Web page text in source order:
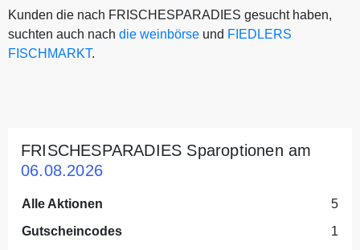
Kunden die nach FRISCHESPARADIES gesucht haben,
suchten auch nach die weinbörse und FIEDLERS
FISCHMARKT.
FRISCHESPARADIES Sparoptionen am
06.08.2026
Alle Aktionen
5
Gutscheincodes
1